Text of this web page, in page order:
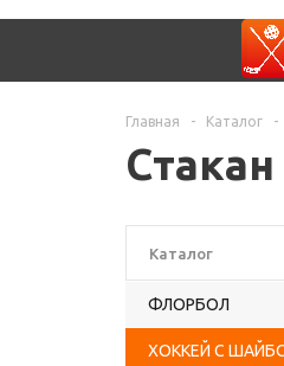
Главная - Каталог -
Каталог
ФЛОРБОЛ
ХОККЕЙ С